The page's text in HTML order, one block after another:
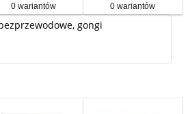
0 wariantów 0 wariantów
gongi